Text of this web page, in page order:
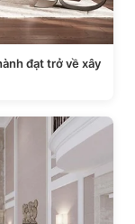
đạt trở về xây